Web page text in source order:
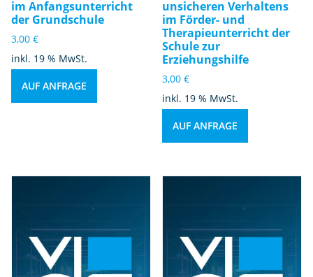
im Anfangsunterricht
der Grundschule
3,00 €
inkl. 19 % MwSt.
AUF ANFRAGE
unsicheren Verhaltens
im Förder- und
Therapieunterricht der
Schule zur
Erziehungshilfe
3,00€
inkl. 19 % MwSt.
AUF ANFRAGE